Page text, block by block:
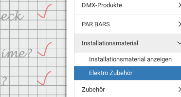
DMX-Produkte
PAR BARS
Installationsmaterial
Installationsmaterial anzeigen
Elektro Zubehör
Zubehör